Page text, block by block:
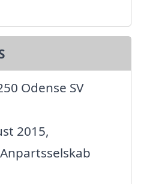
Odense SV
2015,